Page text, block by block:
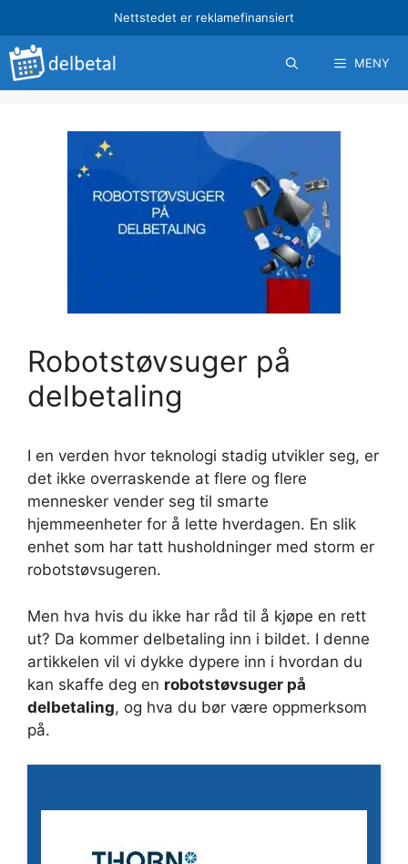
til
innhold
Nettstedet er reklamefinansiert
MENY
Robotstøvsuger på
delbetaling
I en verden hvor teknologi stadig utvikler seg, er
det ikke overraskende at flere og flere
mennesker vender seg til smarte
hjemmeenheter for å lette hverdagen. En slik
enhet som har tatt husholdninger med storm er
robotstøvsugeren.
Men hva hvis du ikke har råd til å kjøpe en rett
ut? Da kommer delbetaling inn i bildet. I denne
artikkelen vil vi dykke dypere inn i hvordan du
kan skaffe deg en robotstøvsuger på
delbetaling, og hva du bør være oppmerksom
på.